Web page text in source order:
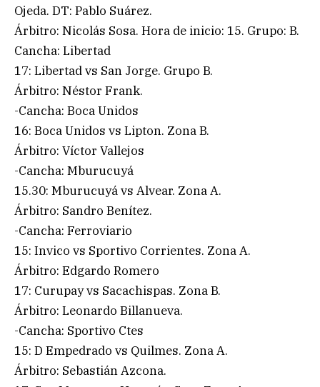
Ojeda. DT: Pablo Suárez.
Árbitro: Nicolás Sosa. Hora de inicio: 15. Grupo: B.
Cancha: Libertad
17: Libertad vs San Jorge. Grupo B.
Árbitro: Néstor Frank.
-Cancha: Boca Unidos
16: Boca Unidos vs Lipton. Zona B.
Árbitro: Víctor Vallejos
-Cancha: Mburucuyá
15.30: Mburucuyá vs Alvear. Zona A.
Árbitro: Sandro Benítez.
-Cancha: Ferroviario
15: Invico vs Sportivo Corrientes. Zona A.
Árbitro: Edgardo Romero
17: Curupay vs Sacachispas. Zona B.
Árbitro: Leonardo Billanueva.
-Cancha: Sportivo Ctes
15: D Empedrado vs Quilmes. Zona A.
Árbitro: Sebastián Azcona.